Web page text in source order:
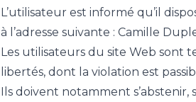
L’utilisateur est informé qu’il
à l’adresse suivante : Camille
Les utilisateurs du site Web sont
libertés, dont la violation est
Ils doivent notamment